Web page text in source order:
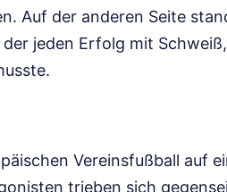
Auf der anderen Seite
jeden Erfolg mit
Vereinsfußball auf
trieben sich